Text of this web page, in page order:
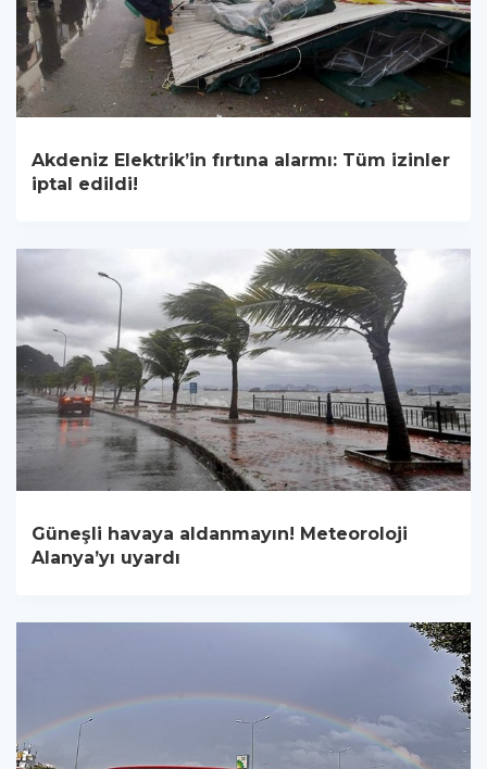
Akdeniz Elektrik’in fırtına alarmı: Tüm izinler
iptal edildi!
Güneşli havaya aldanmayın! Meteoroloji
Alanya’yı uyardı